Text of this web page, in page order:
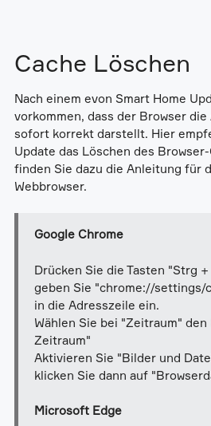
Cache Löschen
Nach einem evon Smart Home
vorkommen, dass der Browser
sofort korrekt darstellt. Hier
Update das Löschen des
finden Sie dazu die Anleitung für
Webbrowser.
Google Chrome
Drücken Sie die Tasten "Strg
geben Sie "chrome://settings/
in die Adresszeile ein.
Wählen Sie bei "Zeitraum"
Zeitraum"
Aktivieren Sie "Bilder und
klicken Sie dann auf
Microsoft Edge